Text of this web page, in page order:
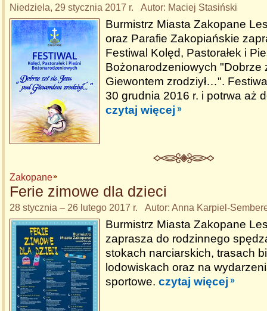
Niedziela, 29 stycznia 2017 r. Autor: Maciej Stasiński
Burmistrz Miasta Zakopane
oraz Parafie Zakopiańskie
Festiwal Kolęd, Pastorałek i
Bożonarodzeniowych "Dobrze
Giewontem zrodziył…".
30 grudnia 2016 r. i potrwa aż
czytaj więcej
Zakopane
Ferie zimowe dla dzieci
28 stycznia – 26 lutego 2017 r. Autor: Anna Karpiel-
Burmistrz Miasta Zakopane
zaprasza do rodzinnego
stokach narciarskich, trasach
lodowiskach oraz na
sportowe. czytaj więcej